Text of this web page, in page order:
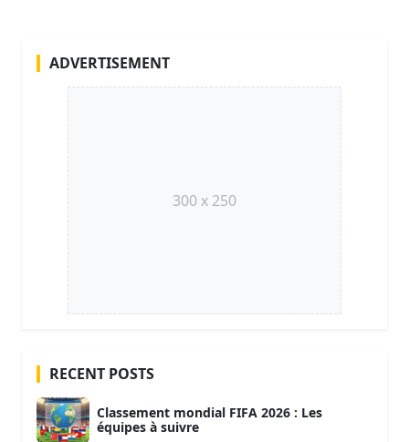
ADVERTISEMENT
300 x 250
RECENT POSTS
Classement mondial FIFA 2026 : Les
équipes à suivre